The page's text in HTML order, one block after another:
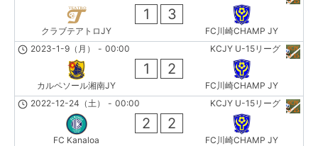
クラブテアトロJY
1 3
FC川崎CHAMP JY
KCJY U-15リーグ
2023-1-9（月） - 00:00
カルペソール湘南JY
1 2
FC川崎CHAMP JY
KCJY U-15リーグ
2022-12-24（土） - 00:00
FC Kanaloa
2 2
FC川崎CHAMP JY